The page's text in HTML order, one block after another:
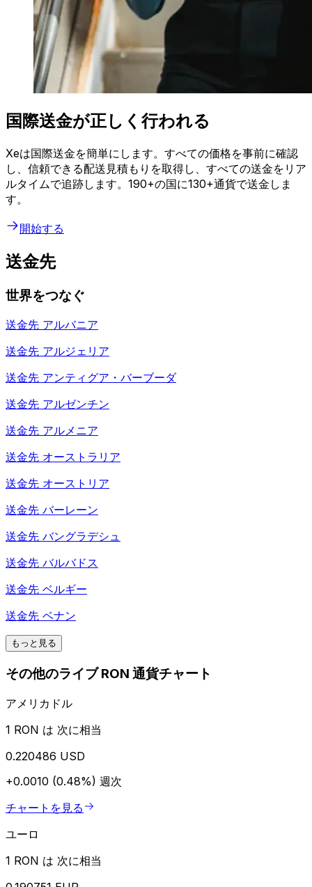
国際送金が正しく行われる
Xeは国際送金を簡単にします。すべての価格を事前に確認
し、信頼できる配送見積もりを取得し、すべての送金をリア
ルタイムで追跡します。190+の国に130+通貨で送金しま
す。
開始する
送金先
世界をつなぐ
送金先 アルバニア
送金先 アルジェリア
送金先 アンティグア・バーブーダ
送金先 アルゼンチン
送金先 アルメニア
送金先 オーストラリア
送金先 オーストリア
送金先 バーレーン
送金先 バングラデシュ
送金先 バルバドス
送金先 ベルギー
送金先 ベナン
もっと見る
その他のライブ RON 通貨チャート
アメリカドル
1 RON は 次に相当
0.220486 USD
+0.0010 (0.48%) 週次
チャートを見る
ユーロ
1 RON は 次に相当